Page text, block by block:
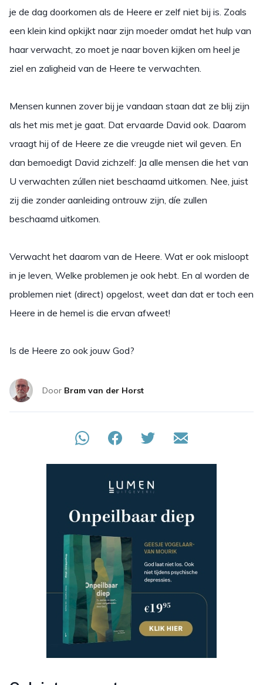
je de dag doorkomen als de Heere er zelf niet bij is. Zoals
een klein kind opkijkt naar zijn moeder omdat het hulp van
haar verwacht, zo moet je naar boven kijken om heel je
ziel en zaligheid van de Heere te verwachten.
Mensen kunnen zover bij je vandaan staan dat ze blij zijn
als het mis met je gaat. Dat ervaarde David ook. Daarom
vraagt hij of de Heere ze die vreugde niet wil geven. En
dan bemoedigt David zichzelf: Ja alle mensen die het van
U verwachten zúllen niet beschaamd uitkomen. Nee, juist
zij die zonder aanleiding ontrouw zijn, díe zullen
beschaamd uitkomen.
Verwacht het daarom van de Heere. Wat er ook misloopt
in je leven, Welke problemen je ook hebt. En al worden de
problemen niet (direct) opgelost, weet dan dat er toch een
Heere in de hemel is die ervan afweet!
Is de Heere zo ook jouw God?
Door Bram van der Horst